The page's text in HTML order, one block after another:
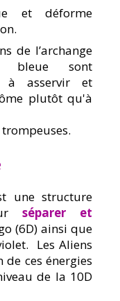
et déforme
de l’archange
bleue sont
à asservir et
plutôt qu'à
une structure
séparer et
(6D) ainsi que
Les Aliens
ces énergies
de la 10D